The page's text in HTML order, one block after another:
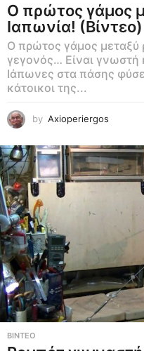
Ο πρώτος γάμος
Ιαπωνία! (Βίντεο)
Ο πρώτος γάμος μεταξύ
γεγονός… Είναι γνωστή
Ιάπωνες στα πάσης
κάτοικοι της...
by Axioperiergos
ΒΊΝΤΕΟ